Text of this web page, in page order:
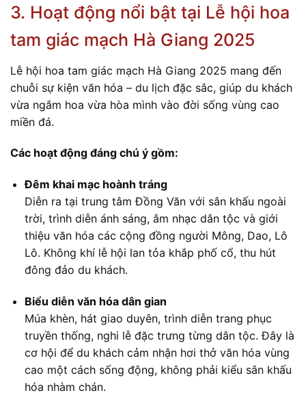
3. Hoạt động nổi bật tại Lễ hội hoa
tam giác mạch Hà Giang 2025
Lễ hội hoa tam giác mạch Hà Giang 2025 mang đến
chuỗi sự kiện văn hóa – du lịch đặc sắc, giúp du khách
vừa ngắm hoa vừa hòa mình vào đời sống vùng cao
miền đá.
Các hoạt động đáng chú ý gồm:
Đêm khai mạc hoành tráng
Diễn ra tại trung tâm Đồng Văn với sân khấu ngoài
trời, trình diễn ánh sáng, âm nhạc dân tộc và giới
thiệu văn hóa các cộng đồng người Mông, Dao, Lô
Lô. Không khí lễ hội lan tỏa khắp phố cổ, thu hút
đông đảo du khách.
Biểu diễn văn hóa dân gian
Múa khèn, hát giao duyên, trình diễn trang phục
truyền thống, nghi lễ đặc trưng từng dân tộc. Đây là
cơ hội để du khách cảm nhận hơi thở văn hóa vùng
cao một cách sống động, không phải kiểu sân khấu
hóa nhàm chán.